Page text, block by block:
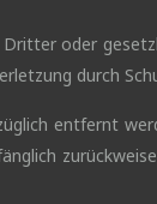
oder
durch
entfernt